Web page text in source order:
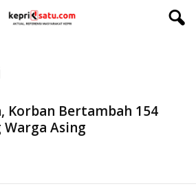
Korban Bertambah 154
Asing